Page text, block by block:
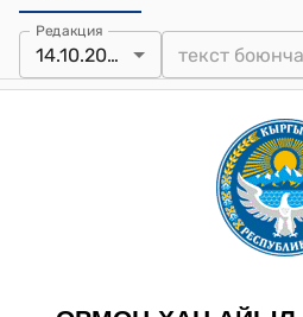
Редакция
14.10.2025